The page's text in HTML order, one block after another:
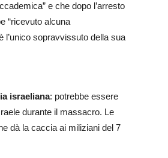
e che dopo l’arresto
“ricevuto alcuna
l’unico sopravvissuto della sua
israeliana: potrebbe essere
durante il massacro. Le
dà la caccia ai miliziani del 7